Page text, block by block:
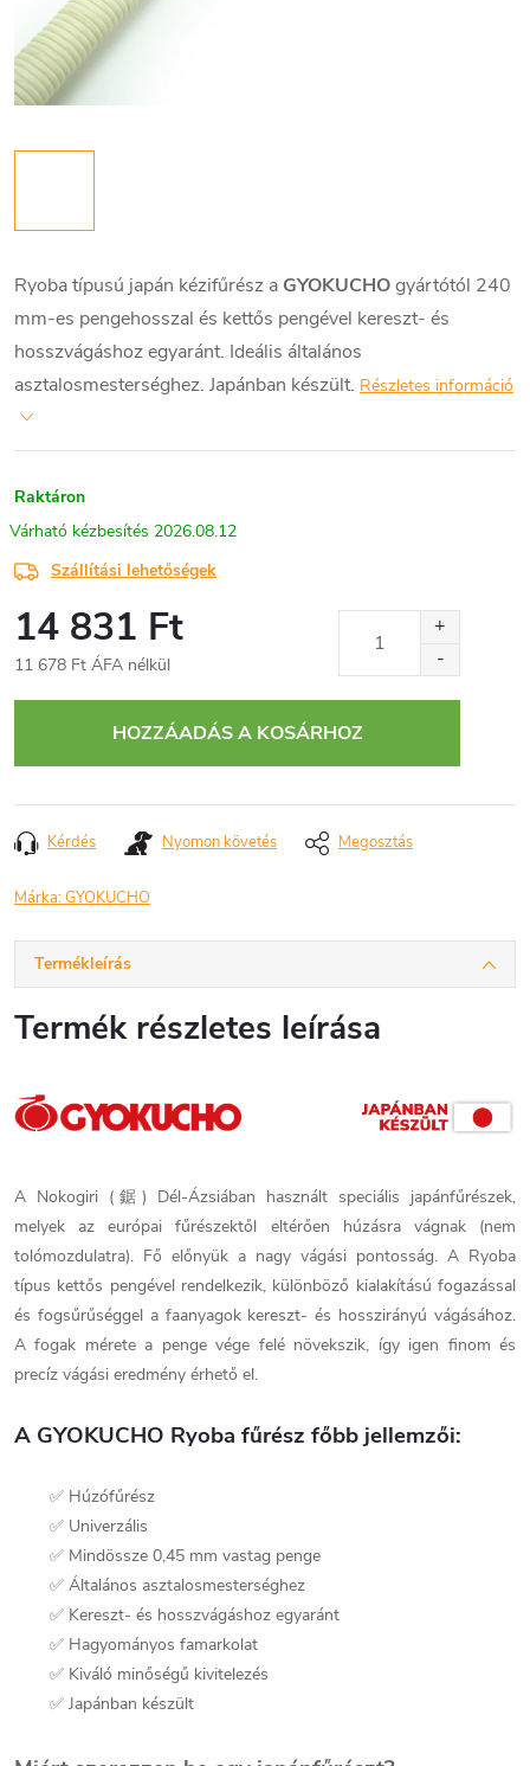
Ryoba típusú japán kézifűrész a GYOKUCHOgyártótól 240
mm-es pengehosszal és kettős pengével kereszt- és
hosszvágáshoz egyaránt. Ideális általános
asztalosmesterséghez. Japánban készült. Részletes információ
Raktáron
2026.08.12
Szállítási lehetőségek
14 831 Ft
11 678 Ft ÁFA nélkül
HOZZÁADÁS A KOSÁRHOZ
Kérdés Nyomon követés Megosztás
Márka:GYOKUCHO
Termékleírás
Termék részletes leírása
A Nokogiri (鋸) Dél-Ázsiában használt speciális japánfűrészek,
melyek az európai fűrészektől eltérően húzásra vágnak (nem
tolómozdulatra). Fő előnyük a nagy vágási pontosság. A Ryoba
típus kettős pengével rendelkezik, különböző kialakítású fogazással
és fogsűrűséggel a faanyagok kereszt- és hosszirányú vágásához.
A fogak mérete a penge vége felé növekszik, így igen finom és
precíz vágási eredmény érhető el.
A GYOKUCHO Ryoba fűrész főbb jellemzői:
✅ Húzófűrész
✅ Univerzális
✅ Mindössze 0,45 mm vastag penge
✅ Általános asztalosmesterséghez
✅ Kereszt- és hosszvágáshoz egyaránt
✅ Hagyományos famarkolat
✅ Kiváló minőségű kivitelezés
✅ Japánban készült